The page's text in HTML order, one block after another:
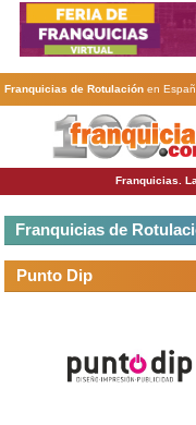
Franquicias de Rotulación en
Rotulación. Abre tu negocio a
Franquicias.
Franquicias de
Punto Dip